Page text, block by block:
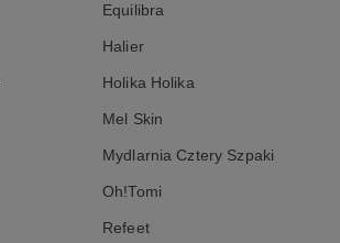
oczyszczającej pianki do
Skin:
Lauryl Betaine, Glycerin, Potassium Palm
Acid, Decyl Glucoside, Potassium Citrate,
Acid, Aroma
Equilibra
Halier
Holika Holika
Mel Skin
Mydlarnia Cztery Szpaki
Oh!Tomi
Refeet